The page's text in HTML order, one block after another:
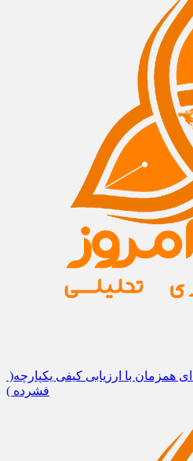
همزمان با ارزیابی کیفی یکپارچه(
فشرده )